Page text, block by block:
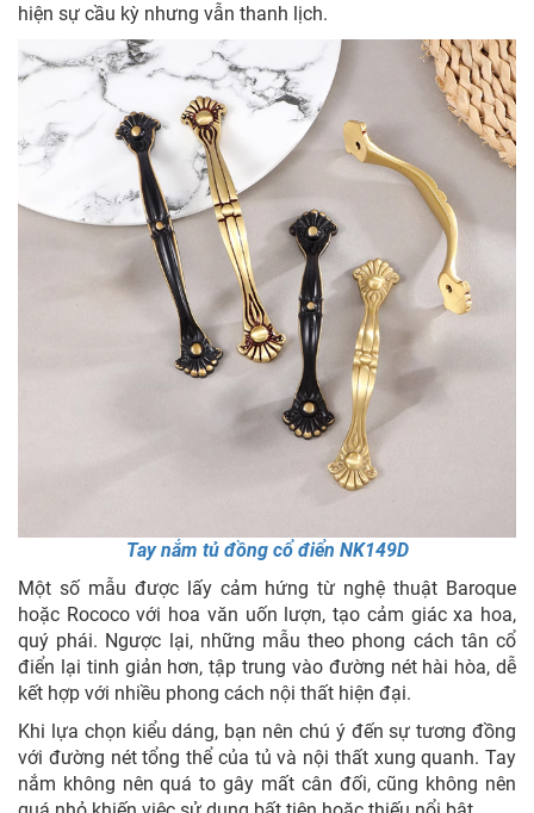
hiện sự cầu kỳ nhưng vẫn thanh lịch.
Tay nắm tủ đồng cổ điển NK149D
Một số mẫu được lấy cảm hứng từ nghệ thuật Baroque
hoặc Rococo với hoa văn uốn lượn, tạo cảm giác xa hoa,
quý phái. Ngược lại, những mẫu theo phong cách tân cổ
điển lại tinh giản hơn, tập trung vào đường nét hài hòa, dễ
kết hợp với nhiều phong cách nội thất hiện đại.
Khi lựa chọn kiểu dáng, bạn nên chú ý đến sự tương đồng
với đường nét tổng thể của tủ và nội thất xung quanh. Tay
nắm không nên quá to gây mất cân đối, cũng không nên